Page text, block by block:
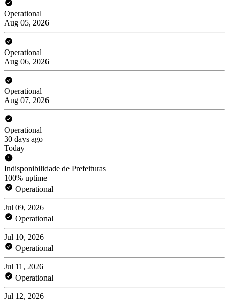
Operational
Aug 05, 2026
Operational
Aug 06, 2026
Operational
Aug 07, 2026
Operational
30 days ago
Today
Indisponibilidade de Prefeituras
100% uptime
Operational
Jul 09, 2026
Operational
Jul 10, 2026
Operational
Jul 11, 2026
Operational
Jul 12, 2026